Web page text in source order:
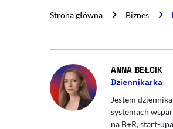
Strona główna Biznes
ANNA BEŁCIK-
Dziennikarka
Jestem
systemach
na B+R, start-